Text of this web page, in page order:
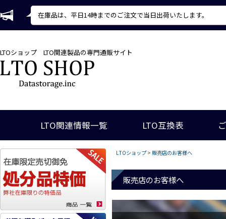
在庫品は、平日14時までのご注文で当日出荷いたします。
LTOショップ LTO関連製品の専門通販サイト
LTO関連情報一覧 LTO互換表
LTOショップ> 販売店のお客様へ
販売店のお客様へ